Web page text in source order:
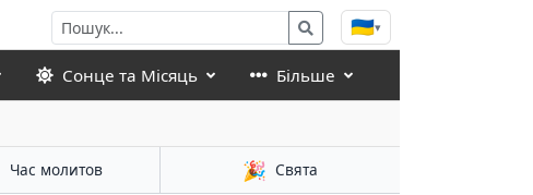
🇺🇦▾
Сонце та Місяць Більше
Час молитов 🎉 Свята